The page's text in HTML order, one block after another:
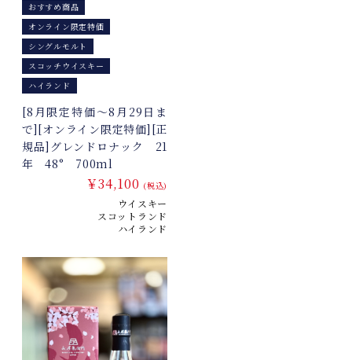
おすすめ商品
オンライン限定特価
シングルモルト
スコッチウイスキー
ハイランド
[8月限定特価～8月29日ま
で][オンライン限定特価][正
規品]グレンドロナック 21
年 48° 700ml
￥34,100 (税込)
ウイスキー
スコットランド
ハイランド